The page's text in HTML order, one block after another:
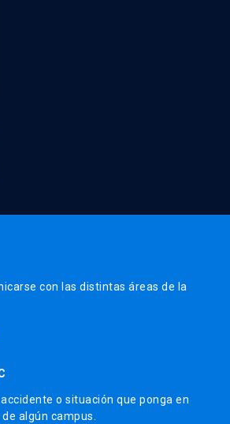
con las distintas áreas de la
o situación que ponga en
algún campus.